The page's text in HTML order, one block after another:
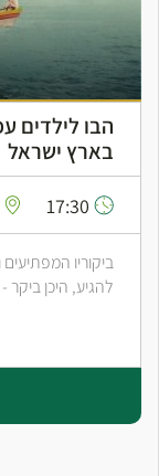
הבו לילדים
בארץ ישראל
ביקוריו
להגיע, היכן ביקר